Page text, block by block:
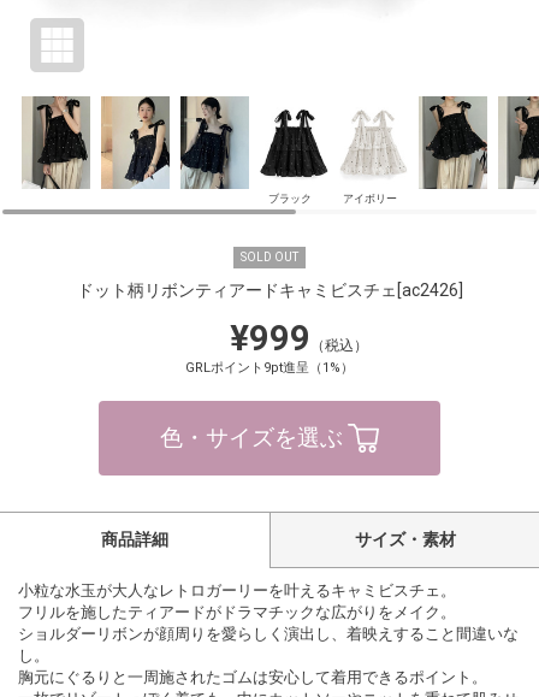
ブラック アイボリー
SOLD OUT
ドット柄リボンティアードキャミビスチェ [ac2426]
¥999 （税込）
GRLポイント9pt進呈（1%）
色・サイズを選ぶ
商品詳細 サイズ・素材
小粒な水玉が大人なレトロガーリーを叶えるキャミビスチェ。
フリルを施したティアードがドラマチックな広がりをメイク。
ショルダーリボンが顔周りを愛らしく演出し、着映えすること間違いな
し。
胸元にぐるりと一周施されたゴムは安心して着用できるポイント。